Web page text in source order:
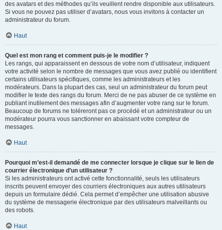
des avatars et des méthodes qu’ils veuillent rendre disponible aux utilisateurs.
Si vous ne pouvez pas utiliser d’avatars, nous vous invitons à contacter un
administrateur du forum.
Haut
Quel est mon rang et comment puis-je le modifier ?
Les rangs, qui apparaissent en dessous de votre nom d’utilisateur, indiquent
votre activité selon le nombre de messages que vous avez publié ou identifient
certains utilisateurs spécifiques, comme les administrateurs et les
modérateurs. Dans la plupart des cas, seul un administrateur du forum peut
modifier le texte des rangs du forum. Merci de ne pas abuser de ce système en
publiant inutilement des messages afin d’augmenter votre rang sur le forum.
Beaucoup de forums ne toléreront pas ce procédé et un administrateur ou un
modérateur pourra vous sanctionner en abaissant votre compteur de
messages.
Haut
Pourquoi m’est-il demandé de me connecter lorsque je clique sur le lien de
courrier électronique d’un utilisateur ?
Si les administrateurs ont activé cette fonctionnalité, seuls les utilisateurs
inscrits peuvent envoyer des courriers électroniques aux autres utilisateurs
depuis un formulaire dédié. Cela permet d’empêcher une utilisation abusive
du système de messagerie électronique par des utilisateurs malveillants ou
des robots.
Haut